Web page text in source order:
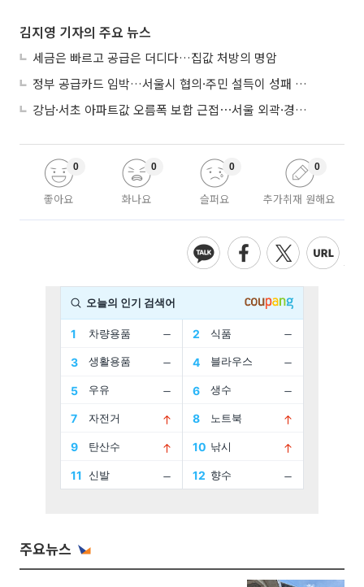
김지영 기자의 주요 뉴스
세금은 빠르고 공급은 더디다…집값 처방의 명암
정부 공급카드 임박…서울시 협의·주민 설득이 성패 가른다
강남·서초 아파트값 오름폭 보합 근접⋯서울 외곽·경기 남부 중심 매수세
좋아요
0
화나요
0
슬퍼요
0
추가취재 원해요
0
주요뉴스